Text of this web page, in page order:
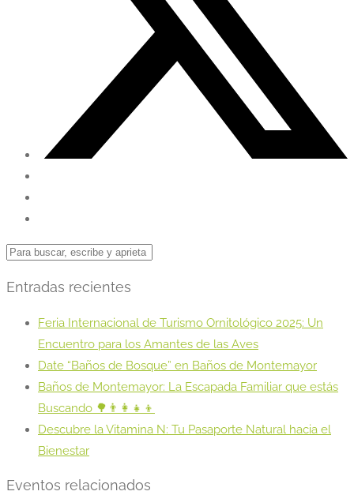
Entradas recientes
Feria Internacional de Turismo Ornitológico 2025: Un
Encuentro para los Amantes de las Aves
Date “Baños de Bosque” en Baños de Montemayor
Baños de Montemayor: La Escapada Familiar que estás
Buscando 🌳👨‍👩‍👧‍👦
Descubre la Vitamina N: Tu Pasaporte Natural hacia el
Bienestar
Eventos relacionados